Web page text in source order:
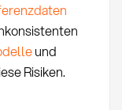
und
Risiken.